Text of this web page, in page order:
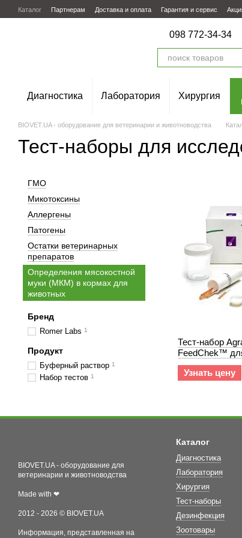
Перейти к основному контенту
Каталог Партнерам Доставка и оплата Гарантия и сервис
098 772-34-34
Диагностика Лаборатория Хирургия
BIOVET.UA - оборудование для ветеринарии и животноводства
Тест-наборы для
Тест-набор
FeedChek™
мясокостной
Узнать цену
ГМО
Микотоксины
Аллергены
Патогены
Остатки ветеринарных
препаратов
Определения мясокостной
муки (МКМ) в кормах для
животных
Бренд
Romer Labs 1
Продукт
Буферный раствор 1
Набор тестов 1
BIOVET.UA - оборудование для
ветеринарии и животноводства
Made with ❤
2012 - 2026 © BIOVET.UA
Информация, представленная на
Каталог
Диагностика
Лаборатория
Хирургия
Тест-наборы
Дезинфекция
Зоотовары